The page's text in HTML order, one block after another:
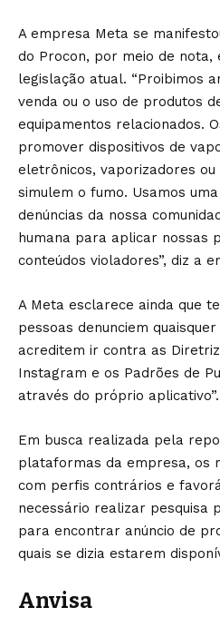
A empresa Meta se
do Procon, por meio de nota,
legislação atual. “Proibimos
venda ou o uso de produtos
equipamentos relacionados.
promover dispositivos de
eletrônicos, vaporizadores
simulem o fumo. Usamos
denúncias da nossa
humana para aplicar nossas
conteúdos violadores”, diz a
A Meta esclarece ainda que
pessoas denunciem
acreditem ir contra as
Instagram e os Padrões de
através do próprio aplicativo”.
Em busca realizada pela
plataformas da empresa, os
com perfis contrários e
necessário realizar pesquisa
para encontrar anúncio de
quais se dizia estarem
Anvisa